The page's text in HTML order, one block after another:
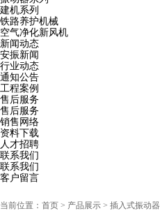
建机系列
铁路养护机械
空气净化新风机
新闻动态
安振新闻
行业动态
通知公告
工程案例
售后服务
售后服务
销售网络
资料下载
人才招聘
联系我们
联系我们
客户留言
当前位置： 首页 > 产品展示 > 插入式振动器